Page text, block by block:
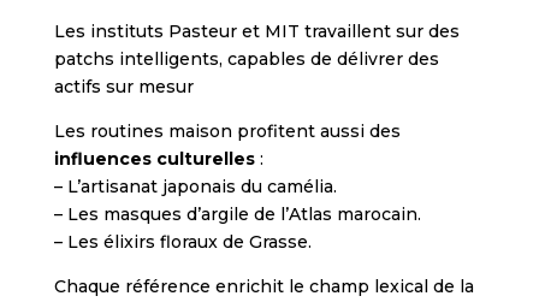
Les instituts Pasteur et MIT travaillent sur des
patchs intelligents, capables de délivrer des
actifs sur mesur
Les routines maison profitent aussi des
influences culturelles:
– L’artisanat japonais du camélia.
– Les masques d’argile de l’Atlas marocain.
– Les élixirs floraux de Grasse.
Chaque référence enrichit le champ lexical de la